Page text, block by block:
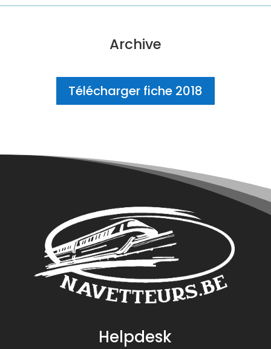
Archive
Télécharger fiche 2018
Helpdesk